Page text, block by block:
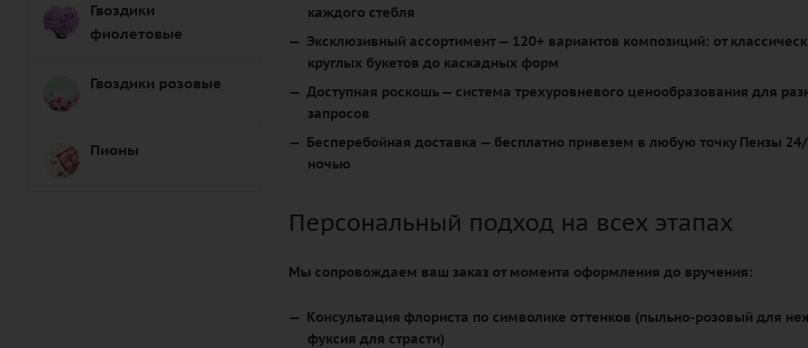
каждого стебля
Эксклюзивный ассортимент— 120+ вариантов композиций: от
круглых букетов до каскадных форм
Доступная роскошь— система трехуровневого ценообразования для
запросов
Бесперебойная доставка — бесплатно привезем в любую точку Пензы
ночью
Персональный подход на всех этапах
Мы сопровождаем ваш заказ от момента оформления до вручения:
Консультация флориста по символике оттенков (пыльно-розовый для
фуксия для страсти)
Гвоздики
фиолетовые
Гвоздики розовые
Пионы